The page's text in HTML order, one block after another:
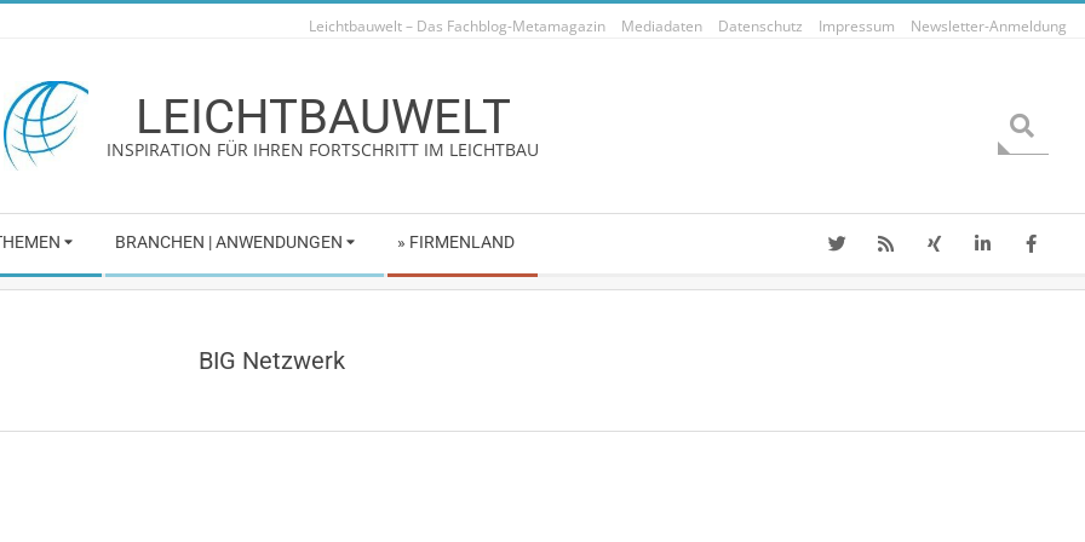
Leichtbauwelt – Das Fachblog-Metamagazin Mediadaten Datenschutz Impressum Newsletter-Anmeldung
LEICHTBAUWELT
INSPIRATION FÜR IHREN FORTSCHRITT IM LEICHTBAU
BRANCHEN | ANWENDUNGEN » FIRMENLAND
BIG Netzwerk